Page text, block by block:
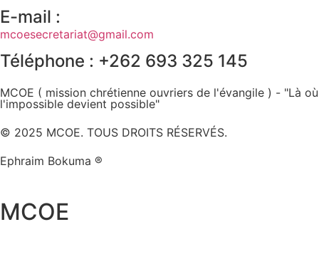
E-mail :
mcoesecretariat@gmail.com
Téléphone : +262 693 325 145
MCOE ( mission chrétienne ouvriers de l'évangile ) - "Là où
l'impossible devient possible"
© 2025 MCOE. TOUS DROITS RÉSERVÉS.
Ephraim Bokuma ®
MCOE